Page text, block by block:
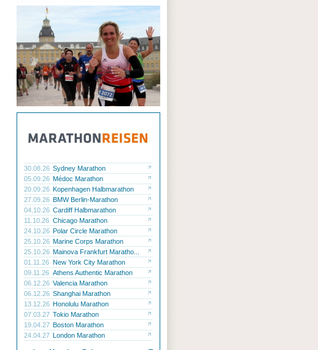
30.08.26 Sydney Marathon
05.09.26 Médoc Marathon
20.09.26 Kopenhagen Halbmarathon
27.09.26 BMW Berlin-Marathon
04.10.26 Cardiff Halbmarathon
11.10.26 Chicago Marathon
24.10.26 Polar Circle Marathon
25.10.26 Marine Corps Marathon
25.10.26 Mainova Frankfurt Maratho...
01.11.26 New York City Marathon
09.11.26 Athens Authentic Marathon
06.12.26 Valencia Marathon
06.12.26 Shanghai Marathon
13.12.26 Honolulu Marathon
07.03.27 Tokio Marathon
19.04.27 Boston Marathon
24.04.27 London Marathon